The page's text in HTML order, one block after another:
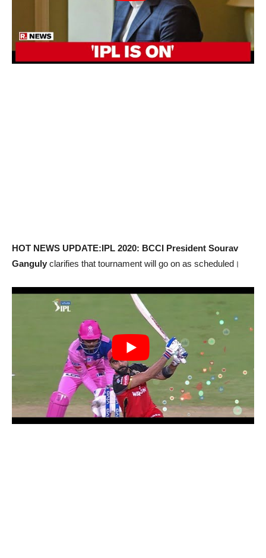
HOT NEWS UPDATE:IPL 2020: BCCI President Sourav
Ganguly clarifies that tournament will go on as scheduled।